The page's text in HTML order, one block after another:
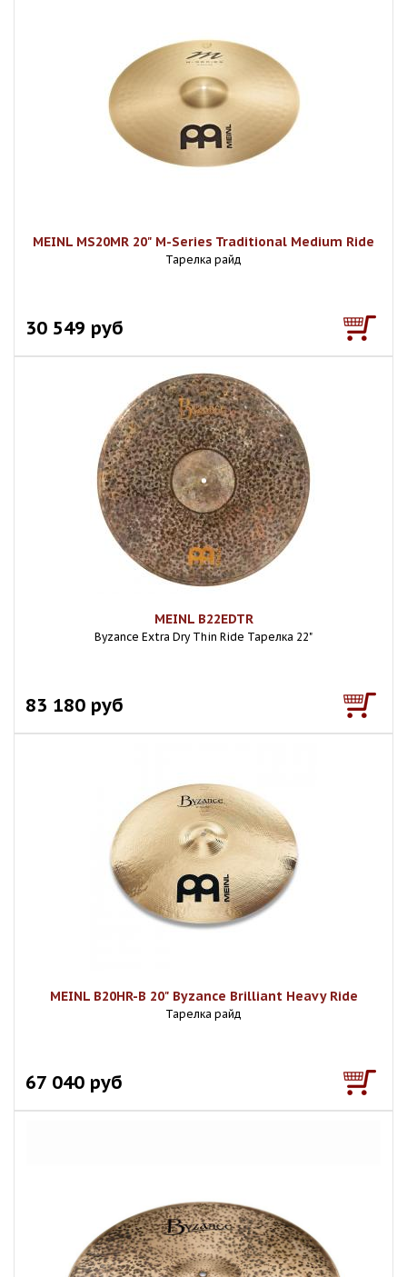
MEINL MS20MR 20" M-Series Traditional Medium Ride
Тарелка райд
30 549 руб
MEINL B22EDTR
Byzance Extra Dry Thin Ride Тарелка 22"
83 180 руб
MEINL B20HR-B 20" Byzance Brilliant Heavy Ride
Тарелка райд
67 040 руб